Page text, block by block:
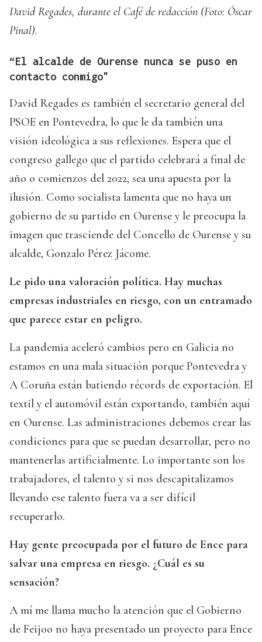
David Regades, durante el Café de redacción (Foto: Óscar
Pinal).
“El alcalde de Ourense nunca se puso en
contacto conmigo"
David Regades es también el secretario general del
PSOE en Pontevedra, lo que le da también una
visión ideológica a sus reflexiones. Espera que el
congreso gallego que el partido celebrará a final de
año o comienzos del 2022, sea una apuesta por la
ilusión. Como socialista lamenta que no haya un
gobierno de su partido en Ourense y le preocupa la
imagen que trasciende del Concello de Ourense y su
alcalde, Gonzalo Pérez Jácome.
Le pido una valoración política. Hay muchas
empresas industriales en riesgo, con un entramado
que parece estar en peligro.
La pandemia aceleró cambios pero en Galicia no
estamos en una mala situación porque Pontevedra y
A Coruña están batiendo récords de exportación. El
textil y el automóvil están exportando, también aquí
en Ourense. Las administraciones debemos crear las
condiciones para que se puedan desarrollar, pero no
mantenerlas artificialmente. Lo importante son los
trabajadores, el talento y si nos descapitalizamos
llevando ese talento fuera va a ser difícil
recuperarlo.
Hay gente preocupada por el futuro de Ence para
salvar una empresa en riesgo. ¿Cuál es su
sensación?
A mí me llama mucho la atención que el Gobierno
de Feijoo no haya presentado un proyecto para Ence